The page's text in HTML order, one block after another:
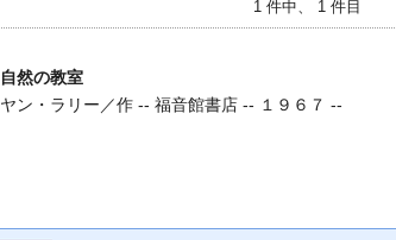
1 件中、 1 件目
自然の教室
ヤン・ラリー／作 -- 福音館書店 -- １９６７ --